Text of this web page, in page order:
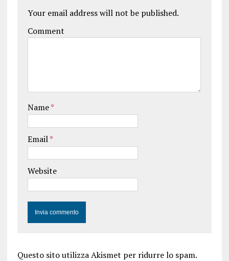
Your email address will not be published.
Comment
Name*
Email*
Website
Questo sito utilizza Akismet per ridurre lo spam.